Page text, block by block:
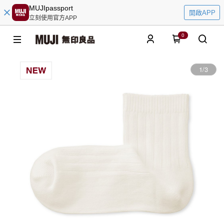
MUJIpassport
立刻使用官方APP
開啟APP
0
1/3